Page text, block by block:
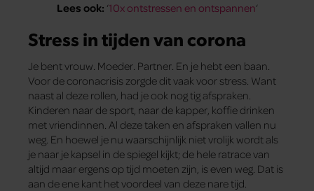
Lees ook: ‘10x ontstressen en ontspannen‘
Stress in tijden van corona
Je bent vrouw. Moeder. Partner. En je hebt een baan.
Voor de coronacrisis zorgde dit vaak voor stress. Want
naast al deze rollen, had je ook nog tig afspraken.
Kinderen naar de sport, naar de kapper, koffie drinken
met vriendinnen. Al deze taken en afspraken vallen nu
weg. En hoewel je nu waarschijnlijk niet vrolijk wordt als
je naar je kapsel in de spiegel kijkt; de hele ratrace van
altijd maar ergens op tijd moeten zijn, is even weg. Dat is
aan de ene kant het voordeel van deze nare tijd.